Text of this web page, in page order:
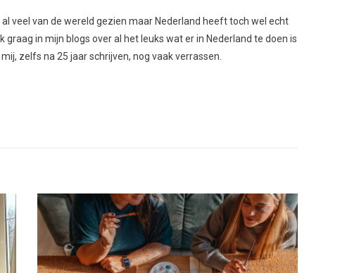
veel van de wereld gezien maar Nederland heeft toch wel echt
in mijn blogs over al het leuks wat er in Nederland te doen is
zelfs na 25 jaar schrijven, nog vaak verrassen.